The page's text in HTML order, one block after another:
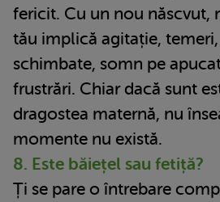
fericit. Cu un nou născvut,
tău implică agitație,
schimbate, somn pe
frustrări. Chiar dacă sunt
dragostea maternă, nu
momente nu există.
8. Este băiețel sau fetiță?
Ți se pare o întrebare